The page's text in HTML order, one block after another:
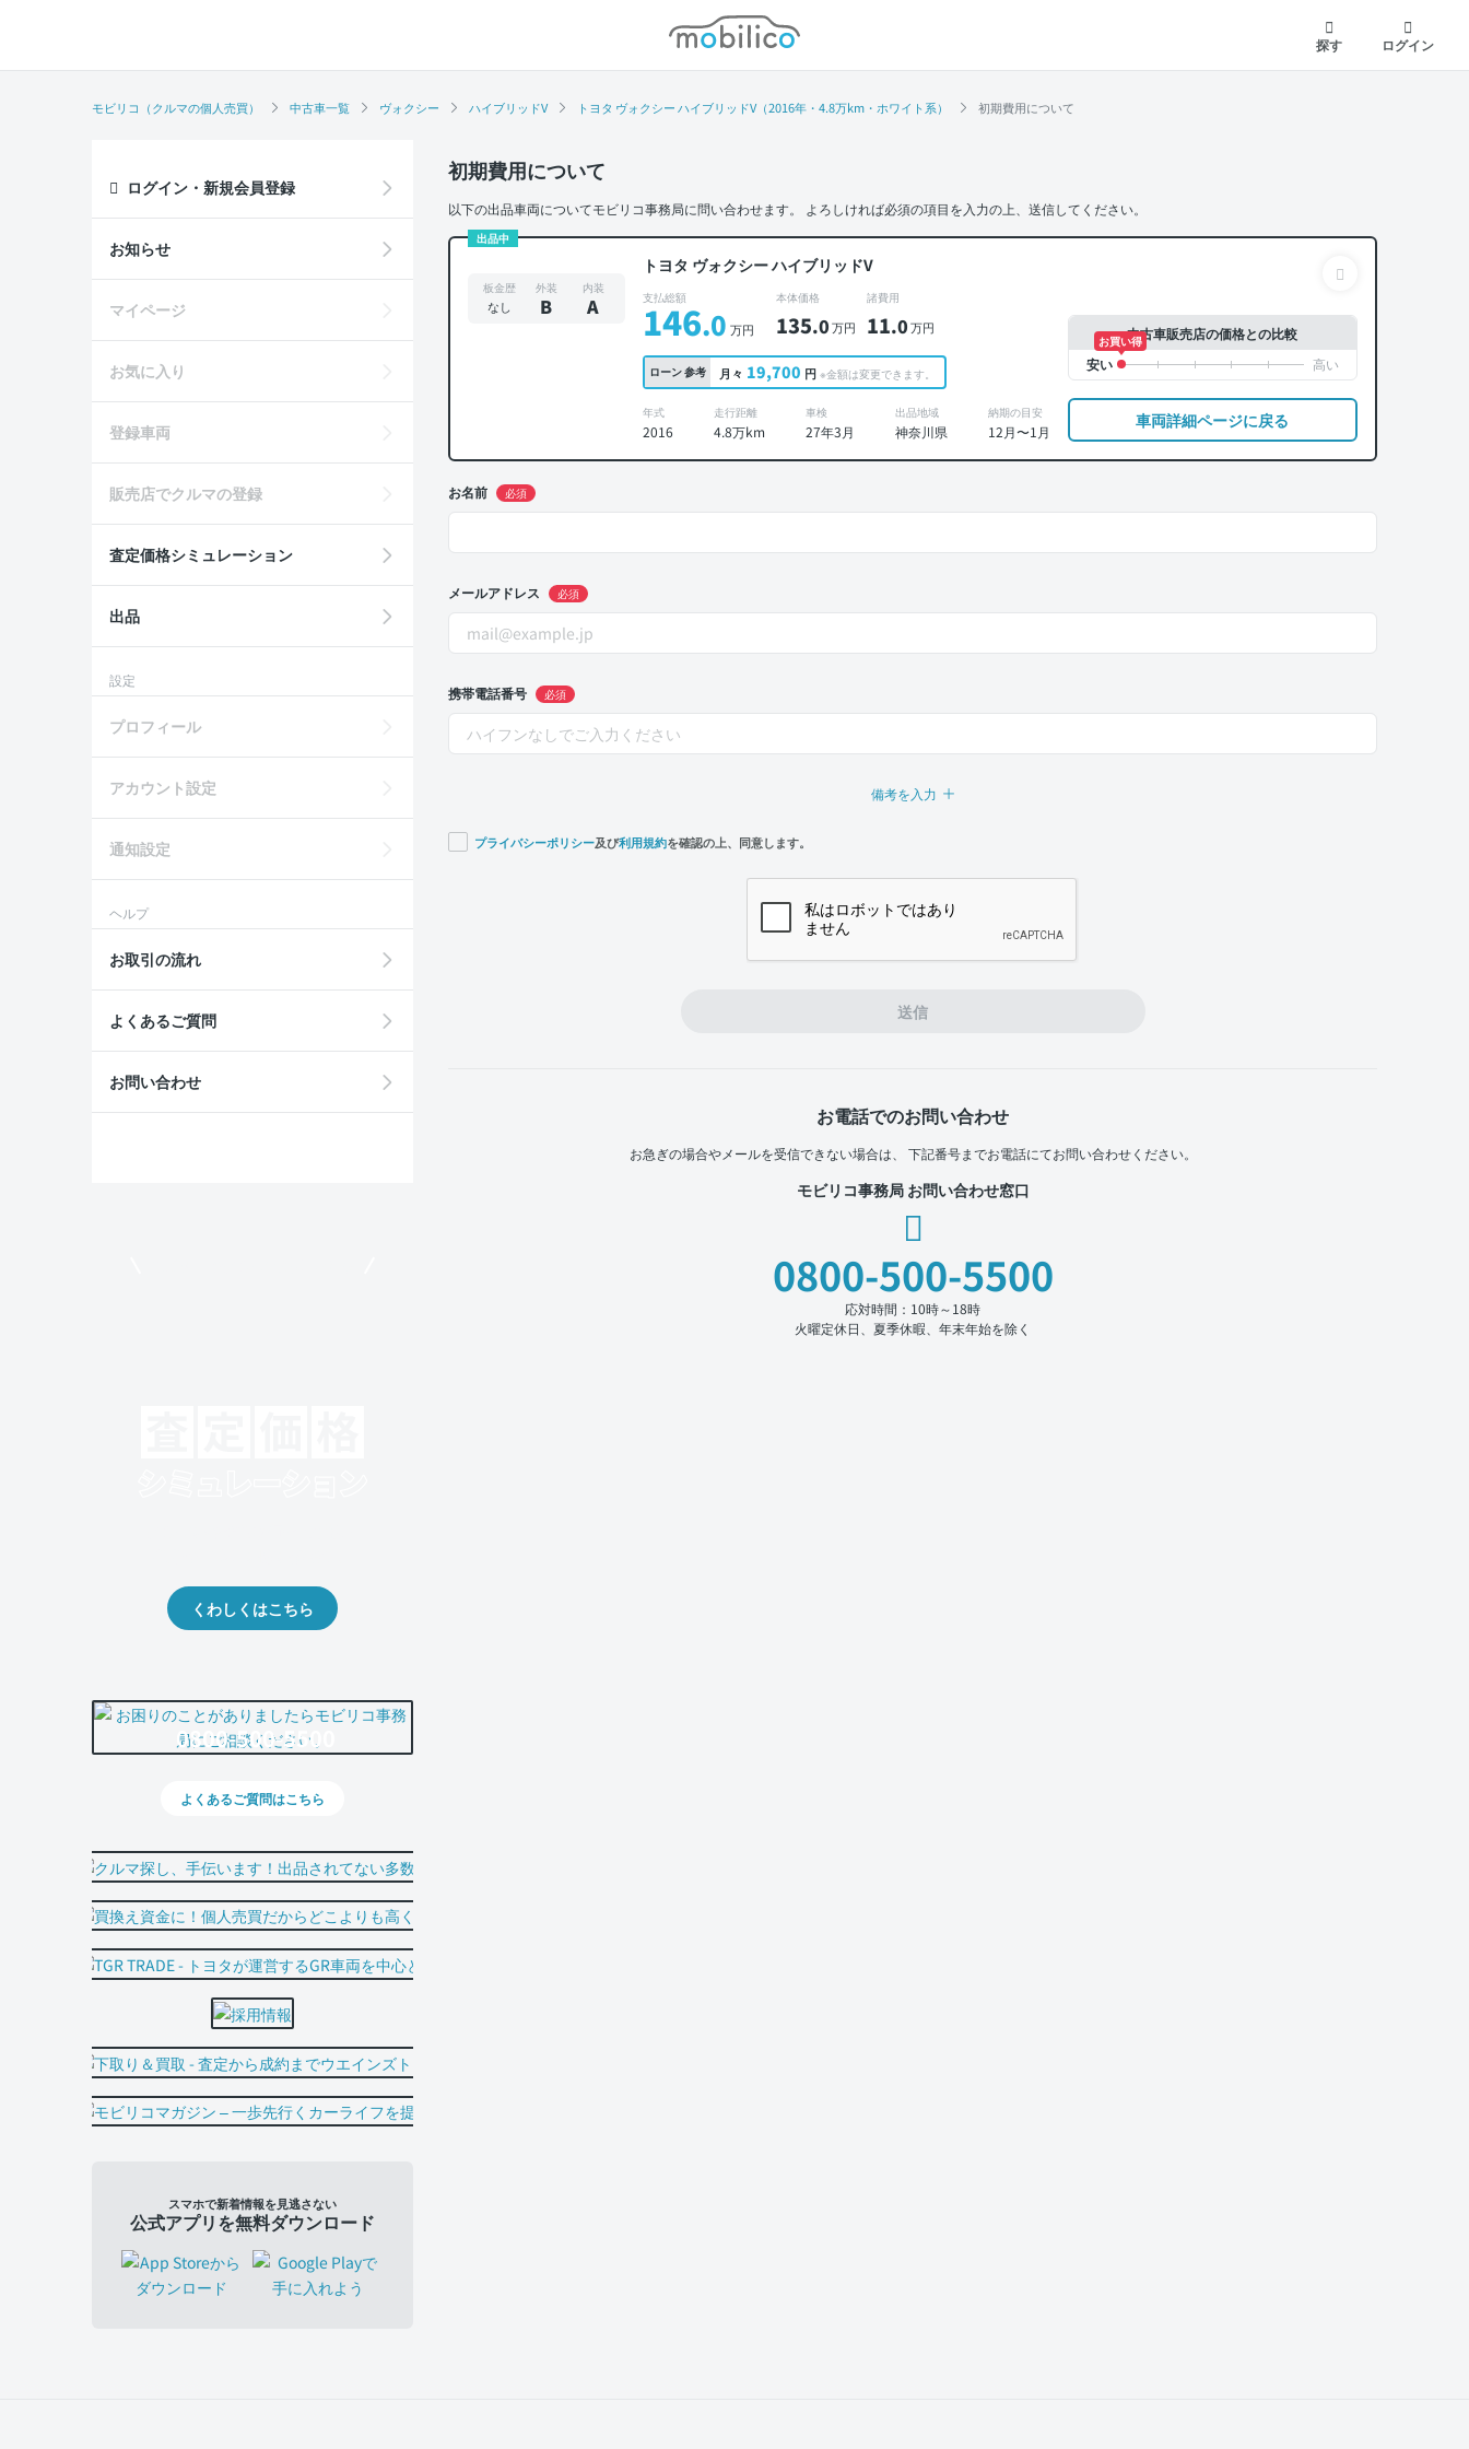
モビリコ
探す
ログイン
モビリコ（クルマの個人売買） 中古車一覧 ヴォクシー ハイブリッドV トヨタ ヴォクシー ハイブリッドV（2016年・4.8万km・ホワイト系） 初期費用について
初期費用について
以下の出品車両についてモビリコ事務局に問い合わせます。 よろしければ必須の項目を入力の上、送信してください。
出品中
トヨタ ヴォクシー ハイブリッドV
板金歴
なし
外装
B
内装
A 支払総額
146.0 万円
本体価格
135.0万円
諸費用
11.0万円
ローン参考 月々 19,700 円 ※金額は変更できます。
年式
2016
走行距離
4.8万km
車検
27年3月
出品地域
神奈川県
納期の目安
12月〜1月
中古車販売店の価格との比較
お買い得
車両詳細ページに戻る
お名前 必須
メールアドレス 必須
携帯電話番号 必須
備考を入力
プライバシーポリシー及び利用規約を確認の上、同意します。
送信
お電話でのお問い合わせ
お急ぎの場合やメールを受信できない場合は、 下記番号までお電話にてお問い合わせください。
モビリコ事務局 お問い合わせ窓口
0800-500-5500
応対時間：10時～18時
火曜定休日、夏季休暇、年末年始を除く
ログイン・新規会員登録
お知らせ
マイページ
お気に入り
登録車両
販売店でクルマの登録
査定価格シミュレーション
出品
設定
プロフィール
アカウント設定
通知設定
ヘルプ
お取引の流れ
よくあるご質問
お問い合わせ
くわしくはこちら
0800-500-5500
よくあるご質問はこちら
スマホで新着情報を見逃さない
公式アプリを無料ダウンロード